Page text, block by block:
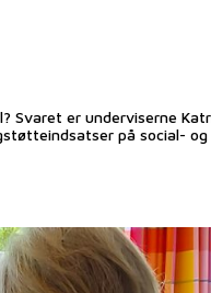
er underviserne
på social- og